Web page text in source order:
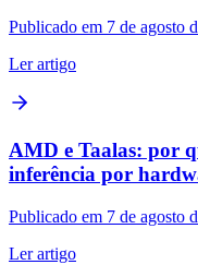
Publicado em 7 de agosto
Ler artigo
AMD e Taalas: por
inferência por
Publicado em 7 de agosto
Ler artigo